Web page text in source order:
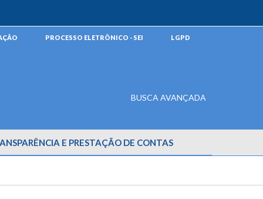
PROCESSO ELETRÔNICO - SEI LGPD
BUSCA AVANÇADA
E PRESTAÇÃO DE CONTAS